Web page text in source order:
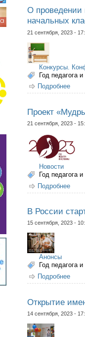
О проведении
начальных
21 сентября, 2023 -
Конкурсы.
Год педагога
Подробнее
Проект
21 сентября, 2023 -
Новости
Год педагога
Подробнее
В России
15 сентября, 2023 -
Анонсы
Год педагога
Подробнее
Открытие
14 сентября, 2023 -